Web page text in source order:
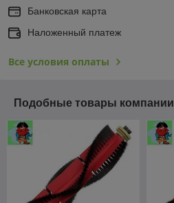
Банковская карта
Наложенный платеж
Все условия оплаты
Подобные товары компании